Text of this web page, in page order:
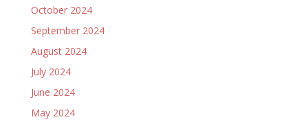
October 2024
September 2024
August 2024
July 2024
June 2024
May 2024